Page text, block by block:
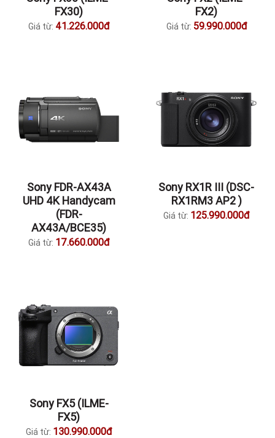
FX30)
Giá từ: 41.226.000đ
FX2)
Giá từ: 59.990.000đ
Sony FDR-AX43A
UHD 4K Handycam
(FDR-
AX43A/BCE35)
Giá từ: 17.660.000đ
Sony RX1R III (DSC-
RX1RM3 AP2 )
Giá từ: 125.990.000đ
Sony FX5 (ILME-
FX5)
Giá từ: 130.990.000đ